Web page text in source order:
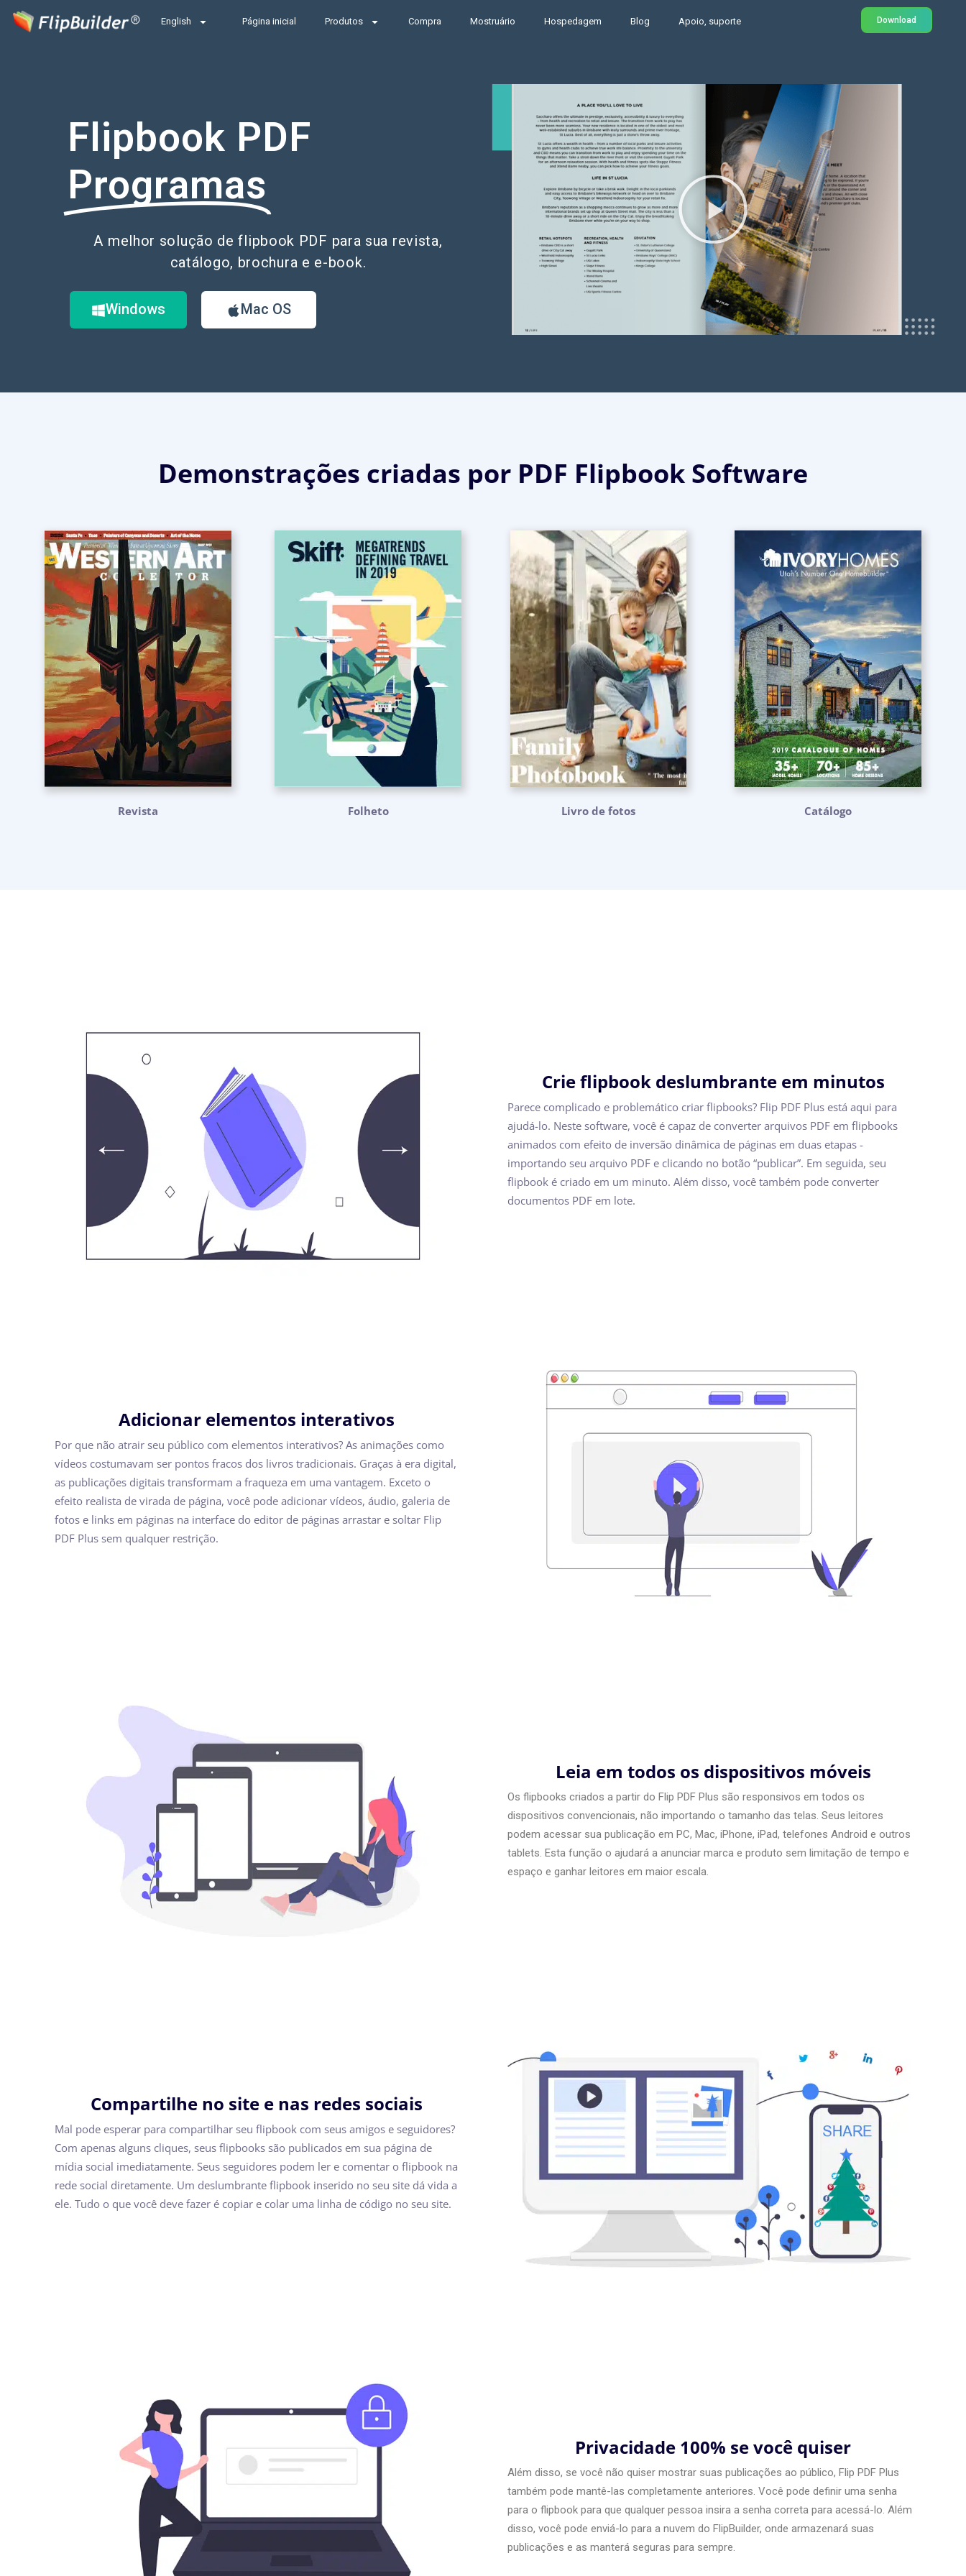
English Página inicial Produtos Compra Mostruário Hospedagem Blog Apoio, suporte Download
Flipbook PDF
Programas
A melhor solução de flipbook PDF para sua revista,
catálogo, brochura e e-book.
Windows Mac OS
Demonstrações criadas por PDF Flipbook Software
Revista Folheto Livro de fotos Catálogo
Crie flipbook deslumbrante em minutos
Parece complicado e problemático criar flipbooks? Flip PDF Plus está aqui para
ajudá-lo. Neste software, você é capaz de converter arquivos PDF em flipbooks
animados com efeito de inversão dinâmica de páginas em duas etapas -
importando seu arquivo PDF e clicando no botão “publicar”. Em seguida, seu
flipbook é criado em um minuto. Além disso, você também pode converter
documentos PDF em lote.
Adicionar elementos interativos
Por que não atrair seu público com elementos interativos? As animações como
vídeos costumavam ser pontos fracos dos livros tradicionais. Graças à era digital,
as publicações digitais transformam a fraqueza em uma vantagem. Exceto o
efeito realista de virada de página, você pode adicionar vídeos, áudio, galeria de
fotos e links em páginas na interface do editor de páginas arrastar e soltar Flip
PDF Plus sem qualquer restrição.
Leia em todos os dispositivos móveis
Os flipbooks criados a partir do Flip PDF Plus são responsivos em todos os
dispositivos convencionais, não importando o tamanho das telas. Seus leitores
podem acessar sua publicação em PC, Mac, iPhone, iPad, telefones Android e outros
tablets. Esta função o ajudará a anunciar marca e produto sem limitação de tempo e
espaço e ganhar leitores em maior escala.
Compartilhe no site e nas redes sociais
Mal pode esperar para compartilhar seu flipbook com seus amigos e seguidores?
Com apenas alguns cliques, seus flipbooks são publicados em sua página de
mídia social imediatamente. Seus seguidores podem ler e comentar o flipbook na
rede social diretamente. Um deslumbrante flipbook inserido no seu site dá vida a
ele. Tudo o que você deve fazer é copiar e colar uma linha de código no seu site.
Privacidade 100% se você quiser
Além disso, se você não quiser mostrar suas publicações ao público, Flip PDF Plus
também pode mantê-las completamente anteriores. Você pode definir uma senha
para o flipbook para que qualquer pessoa insira a senha correta para acessá-lo. Além
disso, você pode enviá-lo para a nuvem do FlipBuilder, onde armazenará suas
publicações e as manterá seguras para sempre.